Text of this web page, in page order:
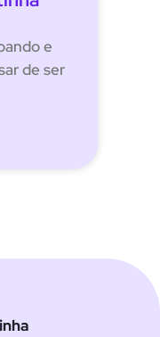
e
de ser